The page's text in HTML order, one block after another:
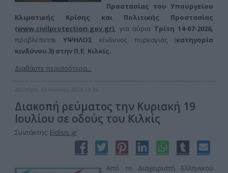
Προστασίας του Υπουργείου
Κλιματικής Κρίσης και Πολιτικής Προστασίας
(www.civilprotection.gov.gr), για αύριο Τρίτη 14-07-2026,
προβλέπεται ΥΨΗΛΟΣ κίνδυνος πυρκαγιάς (κατηγορία
κινδύνου 3) στην Π.Ε. Κιλκίς.
Διαβάστε περισσότερα...
Δευτέρα, 13 Ιουλίου 2026 13:36
Διακοπή ρεύματος την Κυριακή 19
Ιουλίου σε οδούς του Κιλκίς
Συντάκτης: Eidisis.gr
Από το Διαχειριστή Ελληνικού